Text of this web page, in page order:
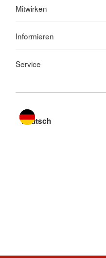
Mitwirken
Informieren
Service
Sprache wechseln zu